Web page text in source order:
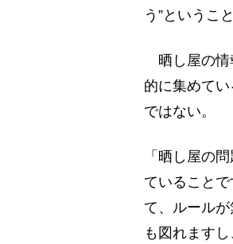
う”というこ
晒し屋の情
的に集めて
ではない。
「晒し屋の
ていること
て、ルール
も図れます